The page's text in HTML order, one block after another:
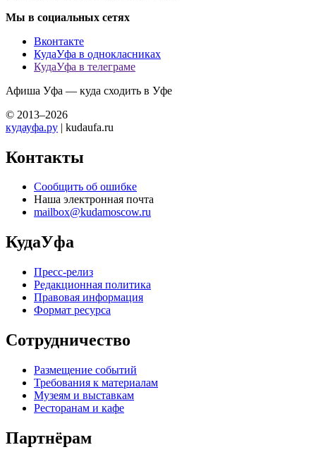
Мы в социальных сетях
Вконтакте
КудаУфа в однокласниках
КудаУфа в телеграме
Афиша Уфа — куда сходить в Уфе
© 2013–2026
кудауфа.ру | kudaufa.ru
Контакты
Сообщить об ошибке
Наша электронная почта
mailbox@kudamoscow.ru
КудаУфа
Пресс-релиз
Редакционная политика
Правовая информация
Формат ресурса
Сотрудничество
Размещение событий
Требования к материалам
Музеям и выставкам
Ресторанам и кафе
Партнёрам